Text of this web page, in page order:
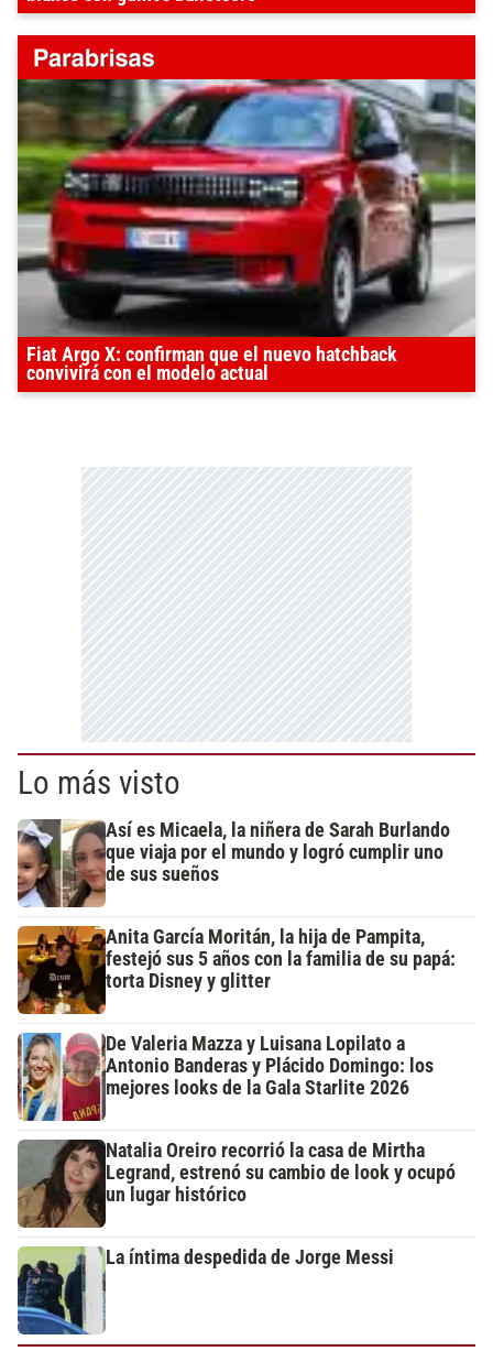
Fiat Argo X: confirman que el nuevo hatchback
convivirá con el modelo actual
Lo más visto
Así es Micaela, la niñera de Sarah Burlando
que viaja por el mundo y logró cumplir uno
de sus sueños
Anita García Moritán, la hija de Pampita,
festejó sus 5 años con la familia de su papá:
torta Disney y glitter
De Valeria Mazza y Luisana Lopilato a
Antonio Banderas y Plácido Domingo: los
mejores looks de la Gala Starlite 2026
Natalia Oreiro recorrió la casa de Mirtha
Legrand, estrenó su cambio de look y ocupó
un lugar histórico
La íntima despedida de Jorge Messi